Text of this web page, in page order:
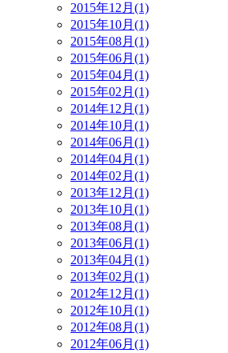
2015年12月(1)
2015年10月(1)
2015年08月(1)
2015年06月(1)
2015年04月(1)
2015年02月(1)
2014年12月(1)
2014年10月(1)
2014年06月(1)
2014年04月(1)
2014年02月(1)
2013年12月(1)
2013年10月(1)
2013年08月(1)
2013年06月(1)
2013年04月(1)
2013年02月(1)
2012年12月(1)
2012年10月(1)
2012年08月(1)
2012年06月(1)